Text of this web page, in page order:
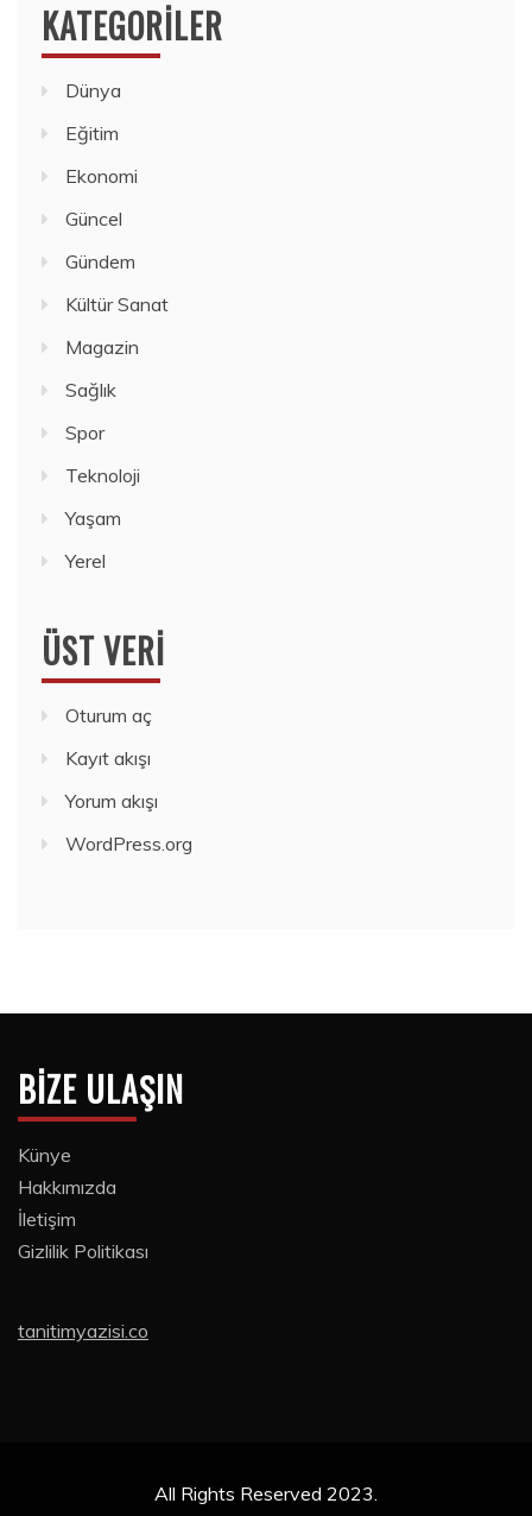
KATEGORILER
Dünya
Eğitim
Ekonomi
Güncel
Gündem
Kültür Sanat
Magazin
Sağlık
Spor
Teknoloji
Yaşam
Yerel
ÜST VERI
Oturum aç
Kayıt akışı
Yorum akışı
WordPress.org
BIZE ULAŞIN
Künye
Hakkımızda
İletişim
Gizlilik Politikası
tanitimyazisi.co
All Rights Reserved 2023.